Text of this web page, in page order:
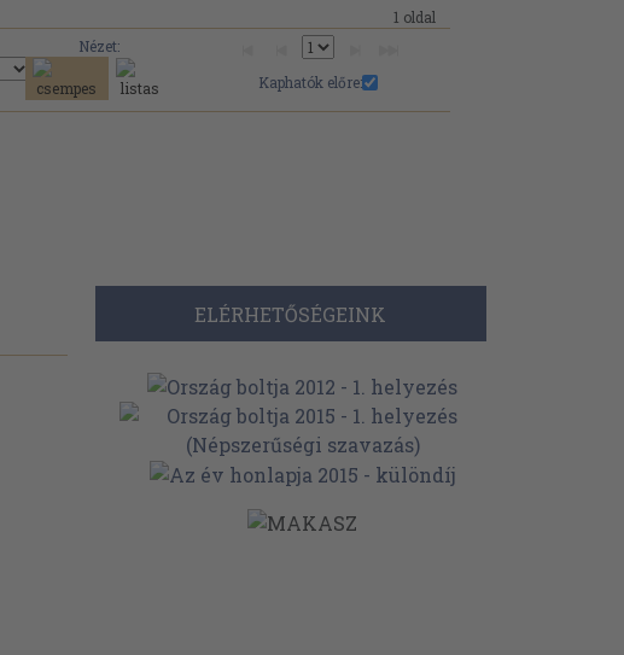
1 oldal
Nézet:
Kaphatók előre:
ELÉRHETŐSÉGEINK